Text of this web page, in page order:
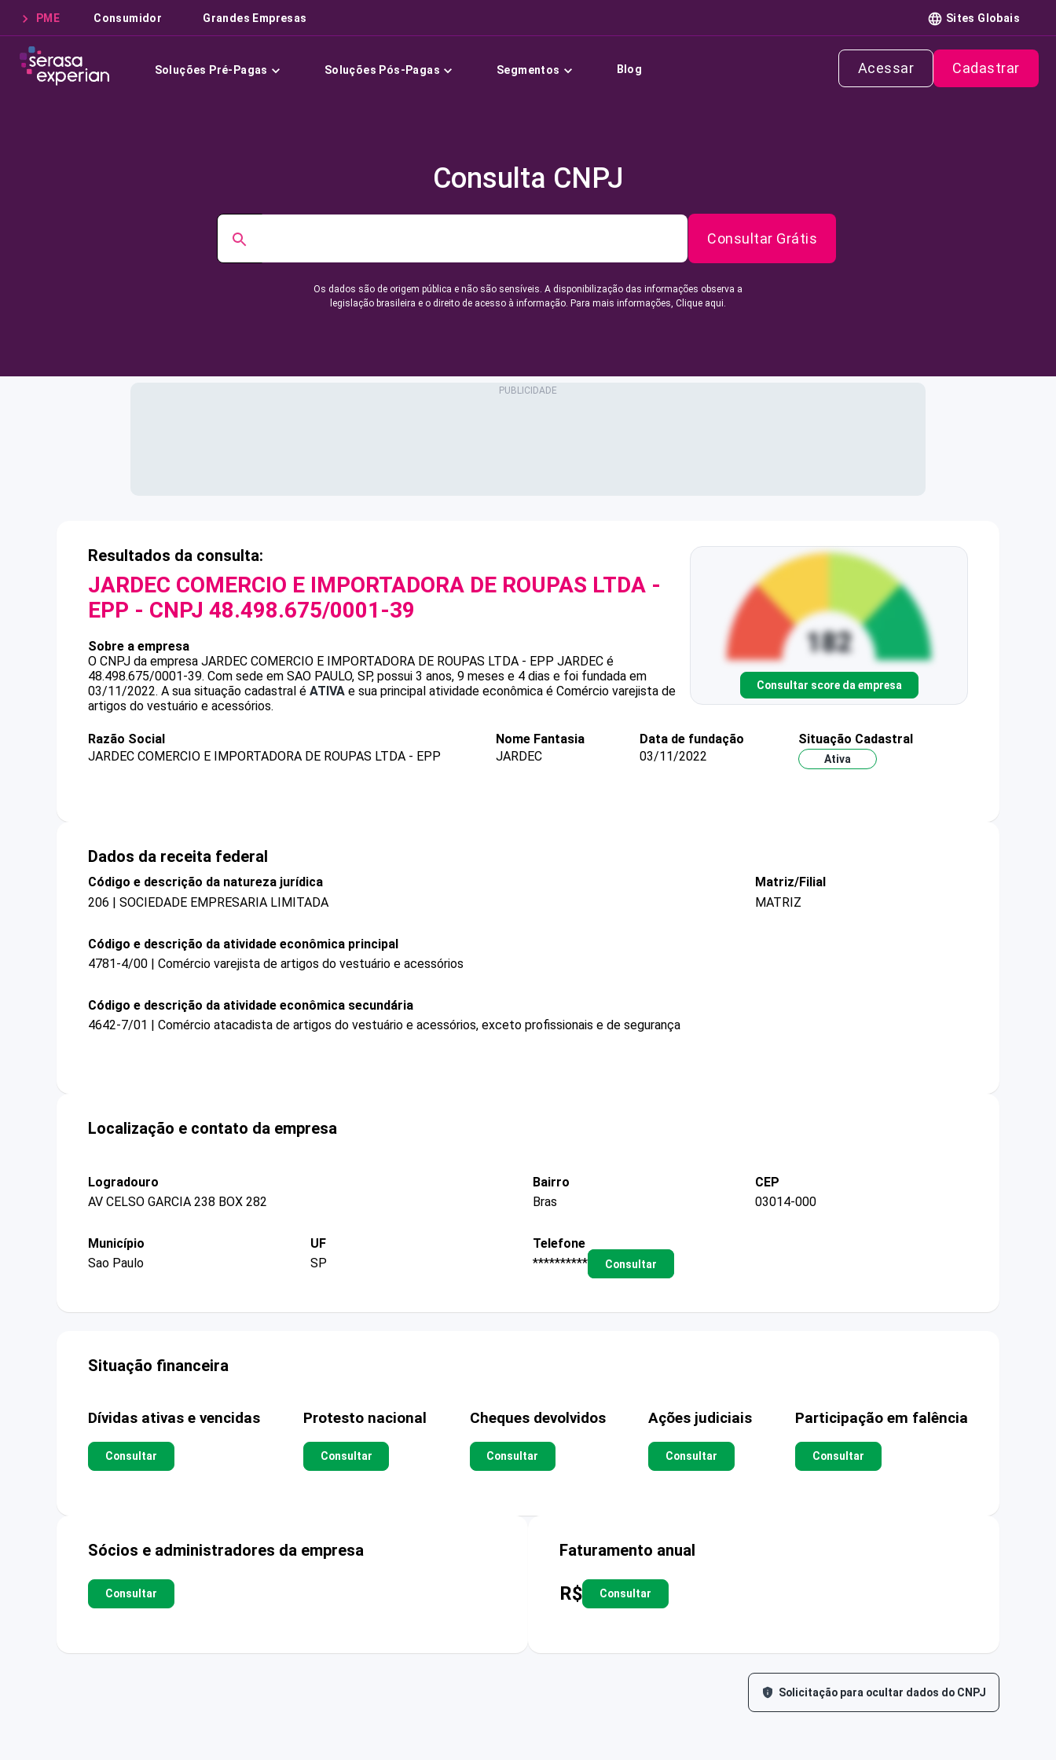
PME Consumidor Grandes Empresas Sites Globais
Soluções Pré-Pagas Soluções Pós-Pagas Segmentos Blog Acessar Cadastrar
Consulta CNPJ
Consultar Grátis
Os dados são de origem pública e não são sensíveis. A disponibilização das informações observa a
legislação brasileira e o direito de acesso à informação. Para mais informações, Clique aqui.
Resultados da consulta:
JARDEC COMERCIO E IMPORTADORA DE ROUPAS LTDA -
EPP - CNPJ 48.498.675/0001-39
Sobre a empresa
O CNPJ da empresa JARDEC COMERCIO E IMPORTADORA DE ROUPAS LTDA - EPP JARDEC é
48.498.675/0001-39. Com sede em SAO PAULO, SP, possui 3 anos, 9 meses e 4 dias e foi fundada em
03/11/2022. A sua situação cadastral é ATIVA e sua principal atividade econômica é Comércio varejista de
artigos do vestuário e acessórios.
Consultar score da empresa
Razão Social
JARDEC COMERCIO E IMPORTADORA DE ROUPAS LTDA - EPP
Nome Fantasia
JARDEC
Data de fundação
03/11/2022
Situação Cadastral
Ativa
Dados da receita federal
Código e descrição da natureza jurídica
206 | SOCIEDADE EMPRESARIA LIMITADA
Matriz/Filial
MATRIZ
Código e descrição da atividade econômica principal
4781-4/00 | Comércio varejista de artigos do vestuário e acessórios
Código e descrição da atividade econômica secundária
4642-7/01 | Comércio atacadista de artigos do vestuário e acessórios, exceto profissionais e de segurança
Localização e contato da empresa
Logradouro
AV CELSO GARCIA 238 BOX 282
Bairro
Bras
CEP
03014-000
Município
Sao Paulo
UF
SP
Telefone
**********
Consultar
Situação financeira
Dívidas ativas e vencidas
Consultar
Protesto nacional
Consultar
Cheques devolvidos
Consultar
Ações judiciais
Consultar
Participação em falência
Consultar
Sócios e administradores da empresa
Consultar
Faturamento anual
R$ Consultar
Solicitação para ocultar dados do CNPJ